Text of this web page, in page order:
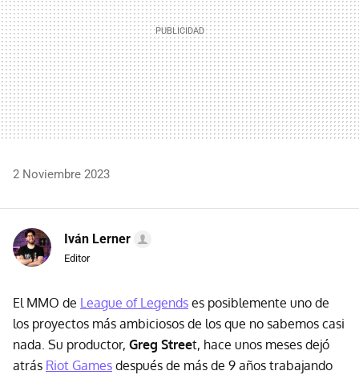
2 Noviembre 2023
Iván Lerner
Editor
El MMO de League of Legends es posiblemente uno de
los proyectos más ambiciosos de los que no sabemos casi
nada. Su productor, Greg Street, hace unos meses dejó
atrás Riot Games después de más de 9 años trabajando